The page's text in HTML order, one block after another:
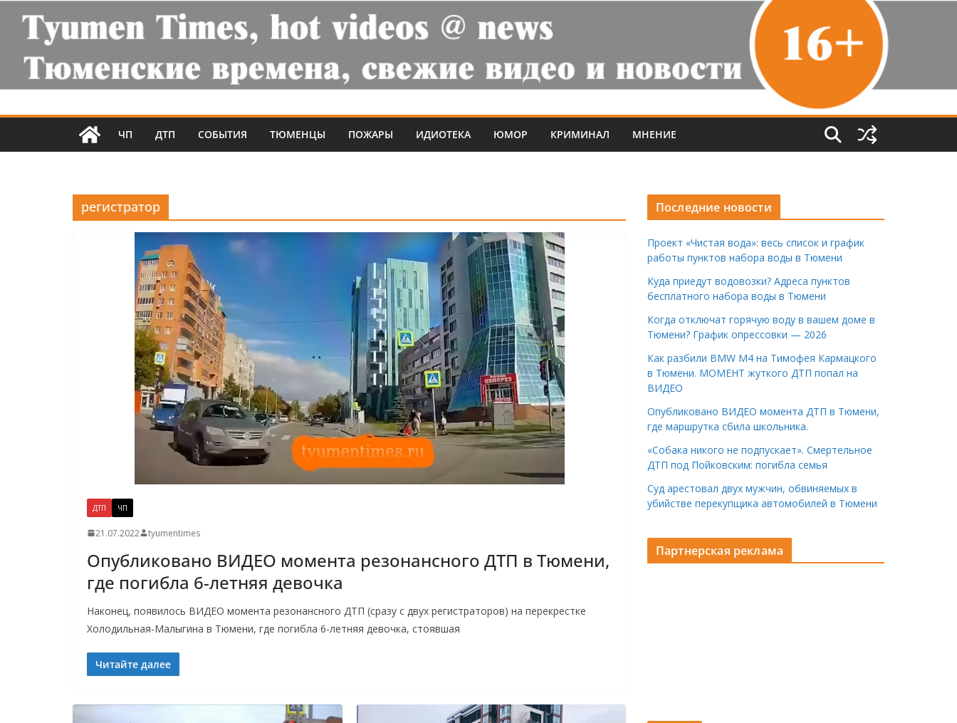
ЧП ДТП СОБЫТИЯ ТЮМЕНЦЫ ПОЖАРЫ ИДИОТЕКА ЮМОР КРИМИНАЛ МНЕНИЕ
регистратор
ДТП ЧП
21.07.2022 tyumentimes
Опубликовано ВИДЕО момента резонансного ДТП в Тюмени,
где погибла 6-летняя девочка
Наконец, появилось ВИДЕО момента резонансного ДТП (сразу с двух регистраторов) на перекрестке
Холодильная-Малыгина в Тюмени, где погибла 6-летняя девочка, стоявшая
Читайте далее
Последние новости
Проект «Чистая вода»: весь список и график
работы пунктов набора воды в Тюмени
Куда приедут водовозки? Адреса пунктов
бесплатного набора воды в Тюмени
Когда отключат горячую воду в вашем доме в
Тюмени? График опрессовки — 2026
Как разбили BMW M4 на Тимофея Кармацкого
в Тюмени. МОМЕНТ жуткого ДТП попал на
ВИДЕО
Опубликовано ВИДЕО момента ДТП в Тюмени,
где маршрутка сбила школьника.
«Собака никого не подпускает». Смертельное
ДТП под Пойковским: погибла семья
Суд арестовал двух мужчин, обвиняемых в
убийстве перекупщика автомобилей в Тюмени
Партнерская реклама